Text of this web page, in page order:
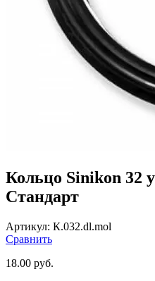
Кольцо Sinikon 32
Стандарт
Артикул: К.032.dl.mol
Сравнить
18.00 руб.